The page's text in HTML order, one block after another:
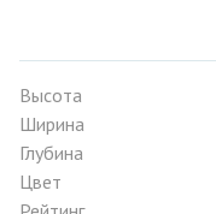
Высота
Ширина
Глубина
Цвет